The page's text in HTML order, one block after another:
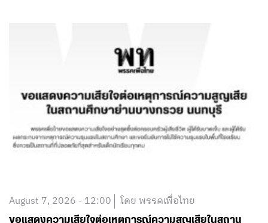
August 7, 2026 - 12:00 โดย พรรคเพื่อไทย
ขอแสดงความเสียใจต่อเหตุการณ์ความสูญเสียในสถาน